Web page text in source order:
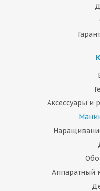
Аксессуары и
Аппаратный